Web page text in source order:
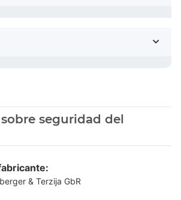
seguridad del
& Terzija GbR